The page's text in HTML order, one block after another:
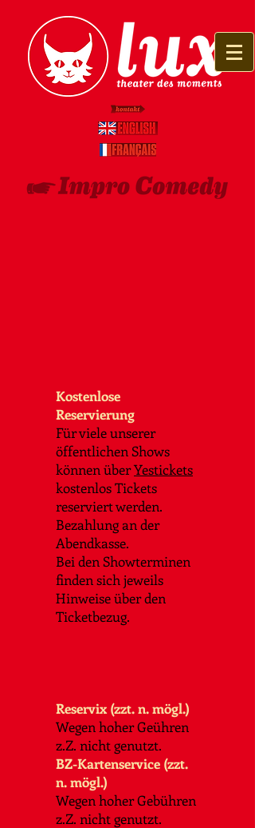
Kostenlose
Reservierung
Für viele unserer
öffentlichen Shows
können überYestickets
kostenlos Tickets
reserviert werden.
Bezahlung an der
Abendkasse.
Bei den Showterminen
finden sich jeweils
Hinweise über den
Ticketbezug.​
Reservix (zzt. n. mögl.)
Wegen hoher Geühren
z.Z. nicht genutzt.
BZ-Kartenservice (zzt.
n. mögl.)
Wegen hoher Gebühren
z.Z. nicht genutzt.